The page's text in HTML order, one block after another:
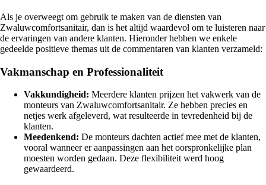
Als je overweegt om gebruik te maken van de diensten van
Zwaluwcomfortsanitair, dan is het altijd waardevol om te luisteren naar
de ervaringen van andere klanten. Hieronder hebben we enkele
gedeelde positieve themas uit de commentaren van klanten verzameld:
Vakmanschap en Professionaliteit
Vakkundigheid: Meerdere klanten prijzen het vakwerk van de
monteurs van Zwaluwcomfortsanitair. Ze hebben precies en
netjes werk afgeleverd, wat resulteerde in tevredenheid bij de
klanten.
Meedenkend: De monteurs dachten actief mee met de klanten,
vooral wanneer er aanpassingen aan het oorspronkelijke plan
moesten worden gedaan. Deze flexibiliteit werd hoog
gewaardeerd.